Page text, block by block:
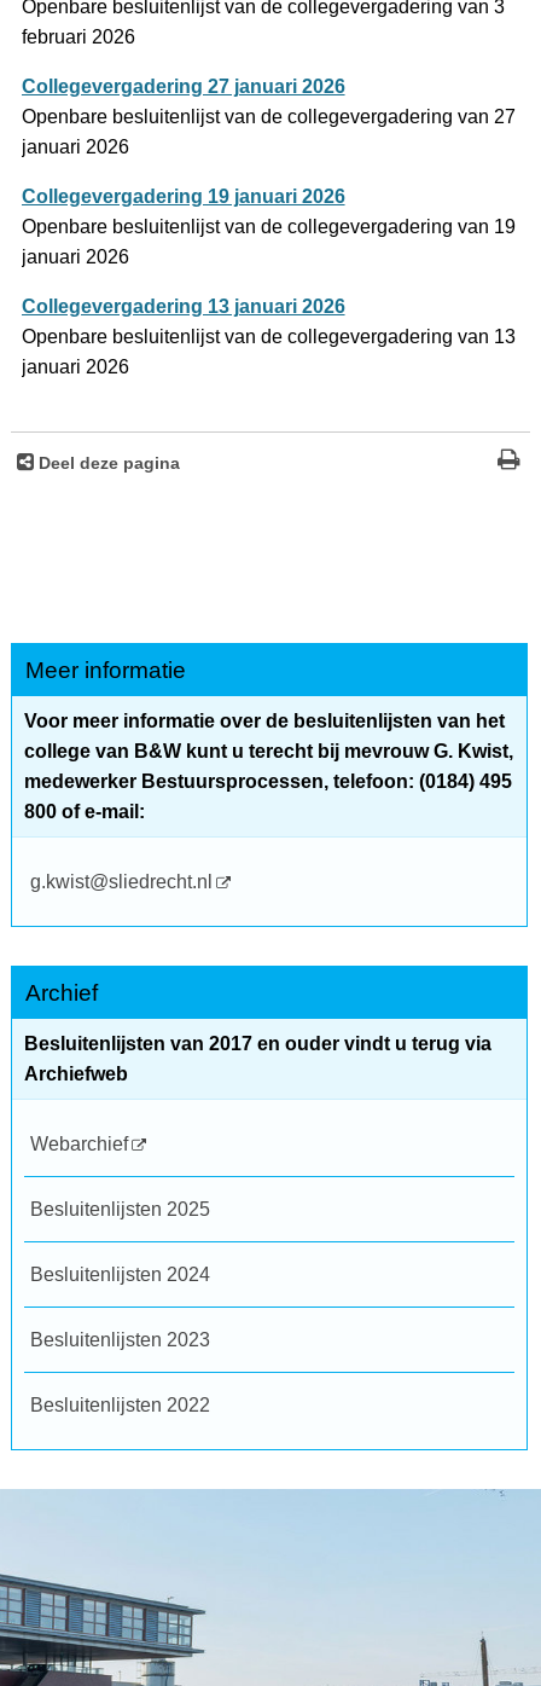
Openbare besluitenlijst van de collegevergadering van 3
februari 2026
Collegevergadering 27 januari 2026
Openbare besluitenlijst van de collegevergadering van 27
januari 2026
Collegevergadering 19 januari 2026
Openbare besluitenlijst van de collegevergadering van 19
januari 2026
Collegevergadering 13 januari 2026
Openbare besluitenlijst van de collegevergadering van 13
januari 2026
Deel deze pagina
Meer informatie
Voor meer informatie over de besluitenlijsten van het
college van B&W kunt u terecht bij mevrouw G. Kwist,
medewerker Bestuursprocessen, telefoon: (0184) 495
800 of e-mail:
g.kwist@sliedrecht.nl
Archief
Besluitenlijsten van 2017 en ouder vindt u terug via
Archiefweb
Webarchief
Besluitenlijsten 2025
Besluitenlijsten 2024
Besluitenlijsten 2023
Besluitenlijsten 2022